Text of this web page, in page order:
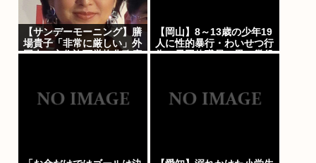
【サンデーモーニング】膳
場貴子「非常に厳しい」外
国人の永住許可厳格化政府
【岡山】8～13歳の少年19
人に性的暴行・わいせつ行
為…元団体職員の男、懲役